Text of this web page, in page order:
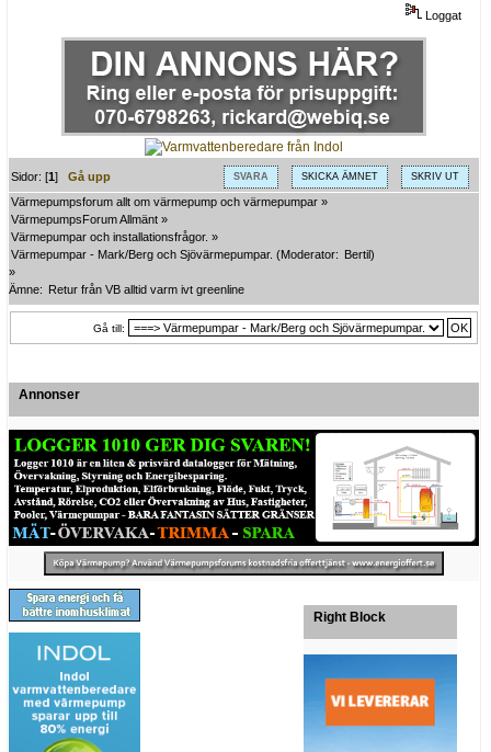
Loggat
SVARA SKICKA ÄMNET SKRIV UT
Sidor: [1]Gå upp
Värmepumpsforum allt om värmepump och värmepumpar »
VärmepumpsForum Allmänt »
Värmepumpar och installationsfrågor. »
Värmepumpar - Mark/Berg och Sjövärmepumpar. (Moderator: Bertil)
»
Ämne:
Retur från VB alltid varm ivt greenline
Gå till:
Annonser
Right Block